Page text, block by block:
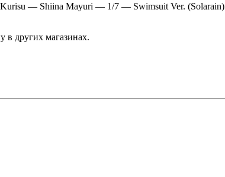
— Shiina Mayuri — 1/7 — Swimsuit Ver. (Solarain)
в других магазинах.